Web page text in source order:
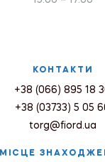
КОНТАКТИ
+38 (066) 895 18
+38 (03733) 5 05
torg@fiord.ua
МІСЦЕ